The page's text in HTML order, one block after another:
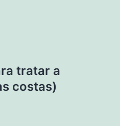
tratar a
costas)